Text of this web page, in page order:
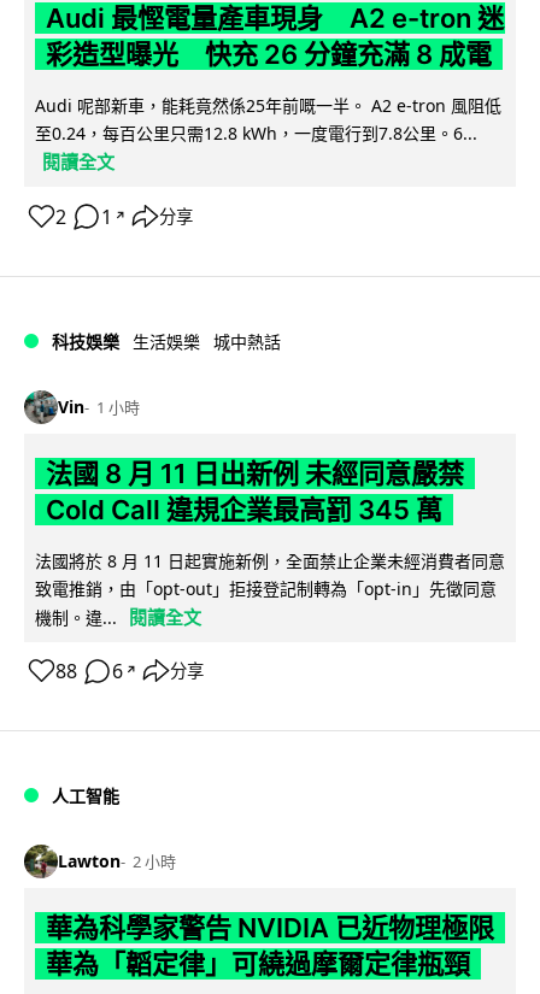
Audi 最慳電量產車現身 A2 e-tron 迷
彩造型曝光 快充 26 分鐘充滿 8 成電
Audi 呢部新車，能耗竟然係25年前嘅一半。 A2 e-tron 風阻低
至0.24，每百公里只需12.8 kWh，一度電行到7.8公里。6...
閱讀全文
2 1 ↗ 分享
科技娛樂 生活娛樂 城中熱話
Vin 1 小時
法國 8 月 11 日出新例 未經同意嚴禁
Cold Call 違規企業最高罰 345 萬
法國將於 8 月 11 日起實施新例，全面禁止企業未經消費者同意
致電推銷，由「opt-out」拒接登記制轉為「opt-in」先徵同意
機制。違...
閱讀全文
88 6 ↗ 分享
人工智能
Lawton 2 小時
華為科學家警告 NVIDIA 已近物理極限
華為「韜定律」可繞過摩爾定律瓶頸